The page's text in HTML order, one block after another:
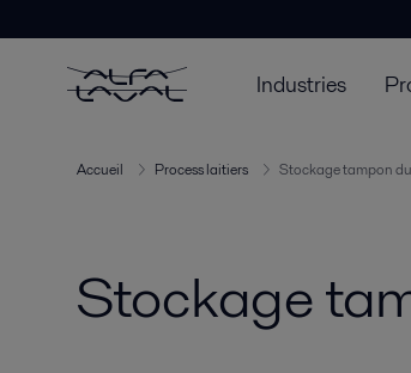
Industries
Accueil Process laitiers Stockage tampon
Stockage